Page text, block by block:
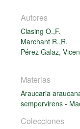
Autores
Clasing O.,F.
Marchant R.,R.
Pérez Galaz,
Materias
Araucaria
sempervirens -
Colecciones